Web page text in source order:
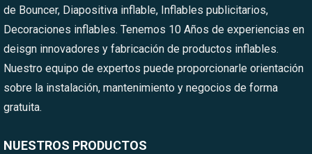
de Bouncer, Diapositiva inflable, Inflables publicitarios,
Decoraciones inflables. Tenemos 10 Años de experiencias en
deisgn innovadores y fabricación de productos inflables.
Nuestro equipo de expertos puede proporcionarle orientación
sobre la instalación, mantenimiento y negocios de forma
gratuita.
NUESTROS PRODUCTOS